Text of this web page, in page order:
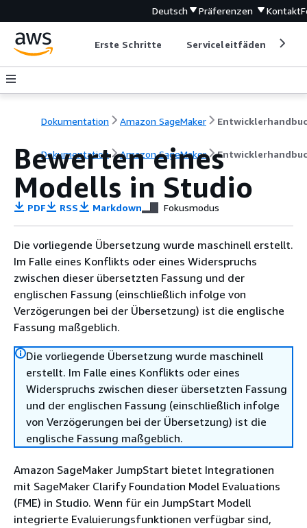
Deutsch Präferenzen Kontakt
Erste Schritte Serviceleitfäden
Dokumentation Amazon SageMaker
Dokumentation Amazon SageMaker
Bewerten eines
Modells in Studio
PDF RSS Markdown Fokusmodus
Die vorliegende Übersetzung wurde maschinell erstellt.
Im Falle eines Konflikts oder eines Widerspruchs
zwischen dieser übersetzten Fassung und der
englischen Fassung (einschließlich infolge von
Verzögerungen bei der Übersetzung) ist die englische
Fassung maßgeblich.
Die vorliegende Übersetzung wurde maschinell
erstellt. Im Falle eines Konflikts oder eines
Widerspruchs zwischen dieser übersetzten Fassung
und der englischen Fassung (einschließlich infolge
von Verzögerungen bei der Übersetzung) ist die
englische Fassung maßgeblich.
Amazon SageMaker JumpStart bietet Integrationen
mit SageMaker Clarify Foundation Model Evaluations
(FME) in Studio. Wenn für ein JumpStart Modell
integrierte Evaluierungsfunktionen verfügbar sind,